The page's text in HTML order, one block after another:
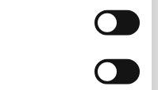
mit Imkern
der Pflanzen